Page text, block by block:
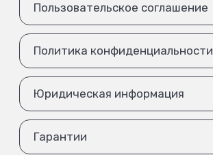
Пользовательское соглашение
Политика конфиденциальности
Юридическая информация
Гарантии